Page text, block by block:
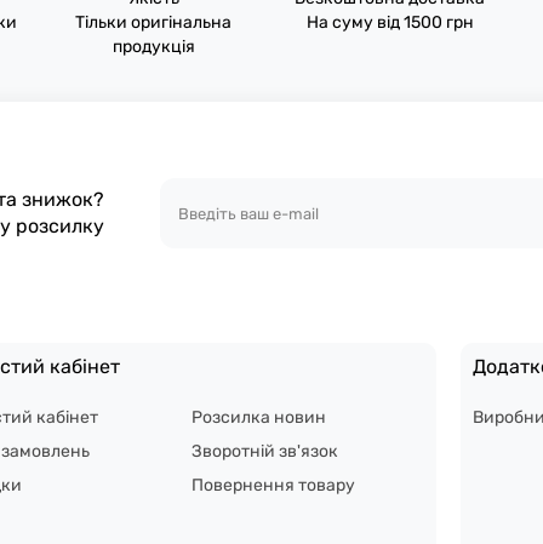
Тільки оригінальна
продукція
На суму від 1500 грн
знижок?
розсилку
кабінет
кабінет
замовлень
Розсилка новин
Зворотній зв'язок
Повернення товару